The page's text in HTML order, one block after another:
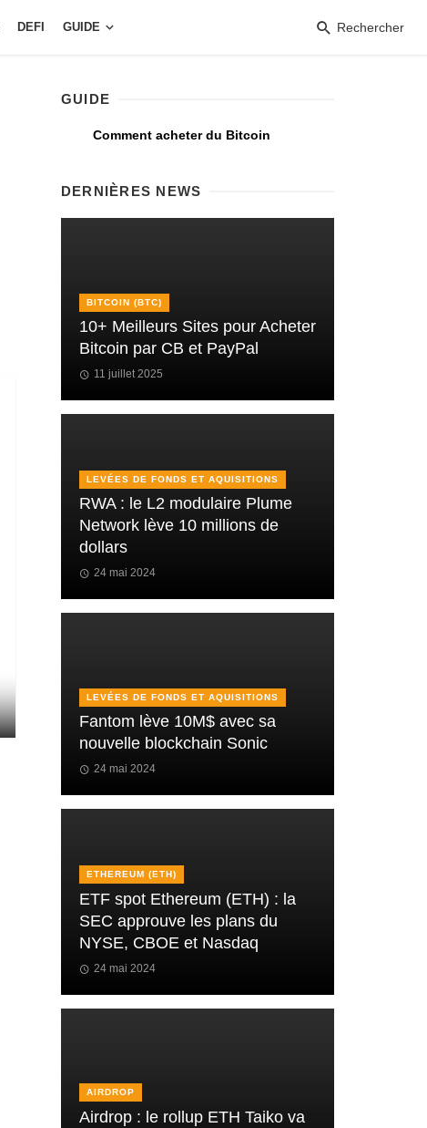
DEFI GUIDE Rechercher
GUIDE
Comment acheter du Bitcoin
DERNIÈRES NEWS
BITCOIN (BTC)
10+ Meilleurs Sites pour Acheter
Bitcoin par CB et PayPal
11 juillet 2025
LEVÉES DE FONDS ET AQUISITIONS
RWA : le L2 modulaire Plume
Network lève 10 millions de
dollars
24 mai 2024
LEVÉES DE FONDS ET AQUISITIONS
Fantom lève 10M$ avec sa
nouvelle blockchain Sonic
24 mai 2024
ETHEREUM (ETH)
ETF spot Ethereum (ETH) : la
SEC approuve les plans du
NYSE, CBOE et Nasdaq
24 mai 2024
AIRDROP
Airdrop : le rollup ETH Taiko va